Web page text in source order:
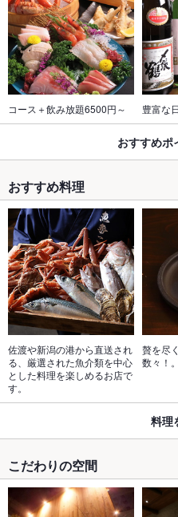
コース＋飲み放題6500円～ 豊富な
おすすめポ
おすすめ料理
佐渡や新潟の港から直送され
る、厳選された魚介類を中心
とした料理を楽しめるお店で
す。
贅を尽
数々！。
料理
こだわりの空間